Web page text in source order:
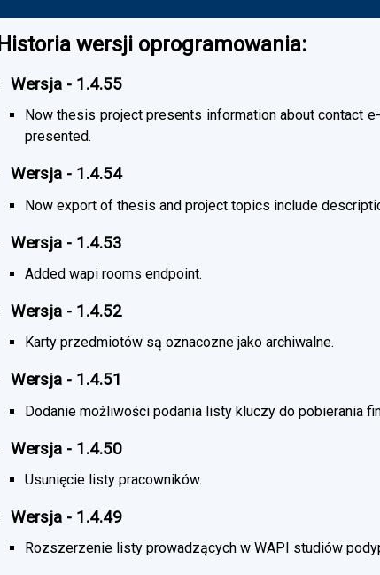
Historia wersji oprogramowania:
Wersja - 1.4.55
Now thesis project presents information about contact
presented.
Wersja - 1.4.54
Now export of thesis and project topics include
Wersja - 1.4.53
Added wapi rooms endpoint.
Wersja - 1.4.52
Karty przedmiotów są oznacozne jako archiwalne.
Wersja - 1.4.51
Dodanie możliwości podania listy kluczy do pobierania
Wersja - 1.4.50
Usunięcie listy pracowników.
Wersja - 1.4.49
Rozszerzenie listy prowadzących w WAPI studiów